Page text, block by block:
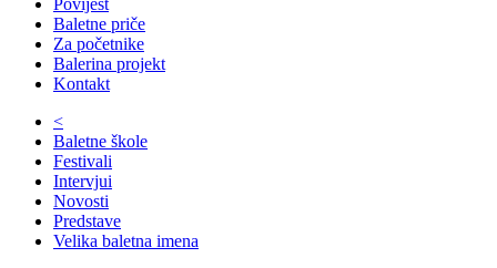
Povijest
Baletne priče
Za početnike
Balerina projekt
Kontakt
<
Baletne škole
Festivali
Intervjui
Novosti
Predstave
Velika baletna imena